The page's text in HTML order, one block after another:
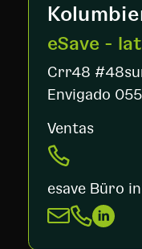
eSave -
Crr48
Envigado
Ventas
esave Büro